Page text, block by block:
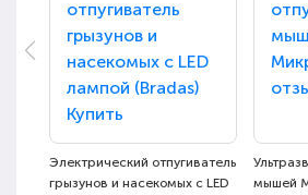
Электрический отпугиватель
грызунов и насекомых с LED
мышей